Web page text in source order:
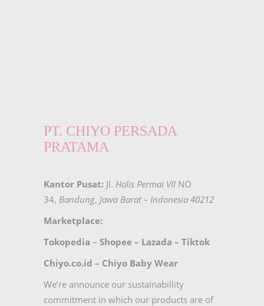
PT. CHIYO PERSADA
PRATAMA
Kantor Pusat: Jl. Holis Permai VII NO
34, Bandung, Jawa Barat – Indonesia 40212
Marketplace:
Tokopedia – Shopee – Lazada – Tiktok
Chiyo.co.id – Chiyo Baby Wear
We’re announce our sustainabillity
commitment in which our products are of